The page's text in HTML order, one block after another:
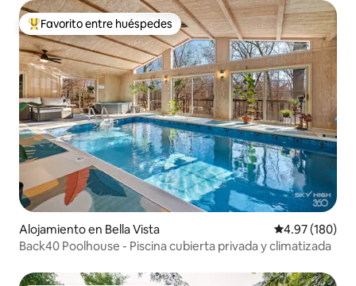
Favorito entre huéspedes preferido
Favorito entre huéspedes
Alojamiento en Bella Vista Calificación
4.97 (180)
Back40 Poolhouse - Piscina cubierta privada y climatizada